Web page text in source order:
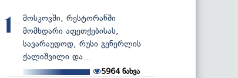
1
მოსკოვში, რესტორანში
მომხდარი აფეთქებისას,
სავარაუდოდ, რუსი გენერლის
ქალიშვილი და...
5964ნახვა